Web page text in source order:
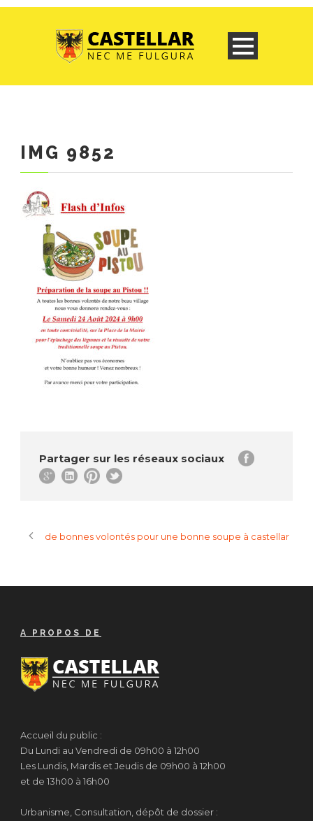
IMG 9852
Partager sur les réseaux sociaux
de bonnes volontés pour une bonne soupe à castellar
A PROPOS DE
Accueil du public :
Du Lundi au Vendredi de 09h00 à 12h00
Les Lundis, Mardis et Jeudis de 09h00 à 12h00
et de 13h00 à 16h00
Urbanisme, Consultation, dépôt de dossier :